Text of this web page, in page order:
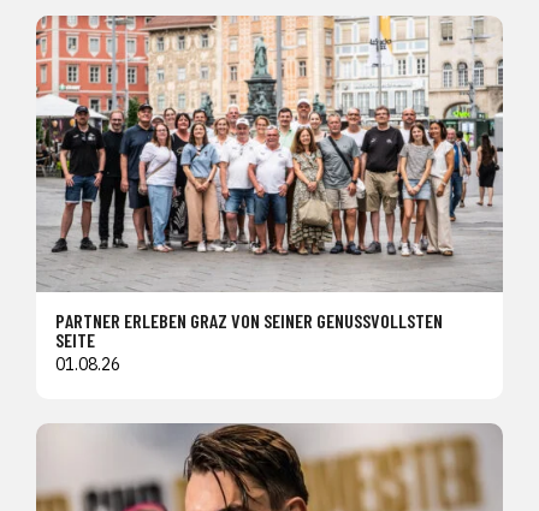
PARTNER ERLEBEN GRAZ VON SEINER GENUSSVOLLSTEN
SEITE
01.08.26